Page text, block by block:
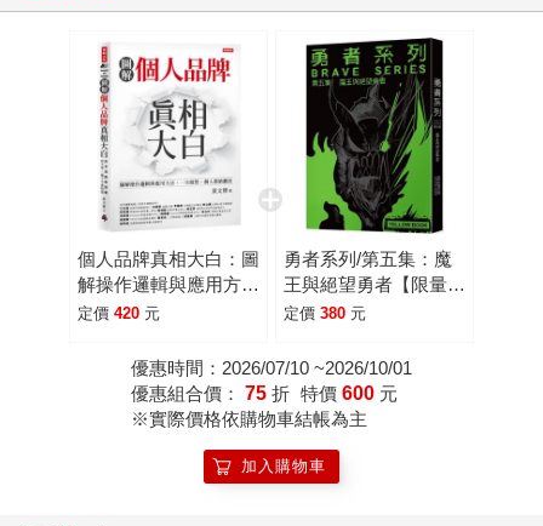
個人品牌真相大白：圖
解操作邏輯與應用方
式。一次做對，個人價
定價 420 元
勇者系列/第五集：魔
王與絕望勇者【限量書
衣版】
定價 380 元
優惠時間：2026/07/10 ~2026/10/01
優惠組合價： 75 折 特價 600 元
※實際價格依購物車結帳為主
加入購物車